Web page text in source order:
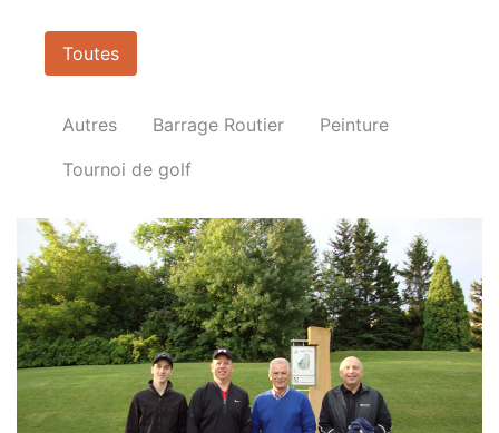
Toutes
Autres Barrage Routier
Peinture
Tournoi de golf